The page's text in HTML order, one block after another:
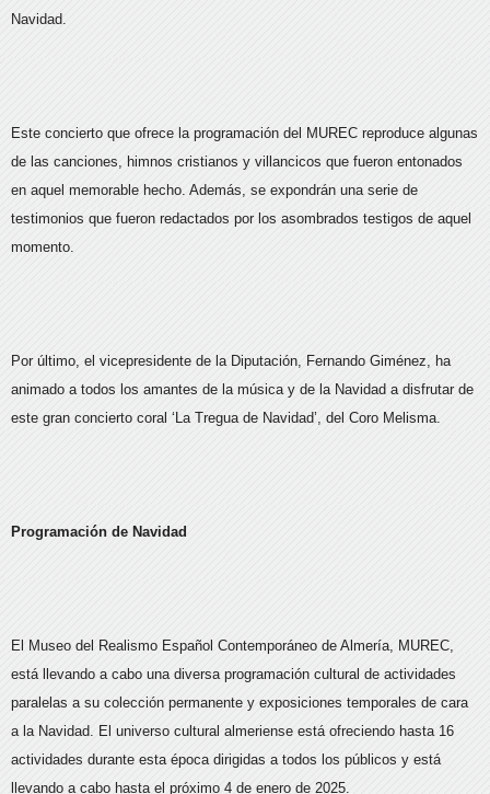
Navidad.
Este concierto que ofrece la programación del MUREC reproduce algunas
de las canciones, himnos cristianos y villancicos que fueron entonados
en aquel memorable hecho. Además, se expondrán una serie de
testimonios que fueron redactados por los asombrados testigos de aquel
momento.
Por último, el vicepresidente de la Diputación, Fernando Giménez, ha
animado a todos los amantes de la música y de la Navidad a disfrutar de
este gran concierto coral ‘La Tregua de Navidad’, del Coro Melisma.
Programación de Navidad
El Museo del Realismo Español Contemporáneo de Almería, MUREC,
está llevando a cabo una diversa programación cultural de actividades
paralelas a su colección permanente y exposiciones temporales de cara
a la Navidad. El universo cultural almeriense está ofreciendo hasta 16
actividades durante esta época dirigidas a todos los públicos y está
llevando a cabo hasta el próximo 4 de enero de 2025.